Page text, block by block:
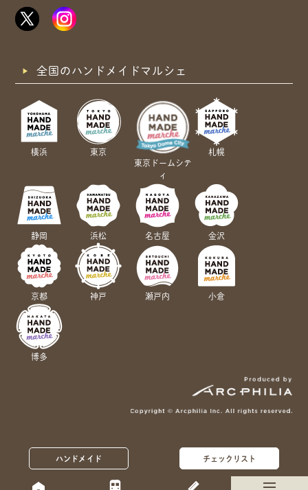
ハンドメイド チェックリスト
全国のハンドメイドマルシェ
横浜
東京
東京ドームシテ
ィ
札幌
静岡 浜松 名古屋 金沢
京都 神戸 瀬戸内 小倉
博多